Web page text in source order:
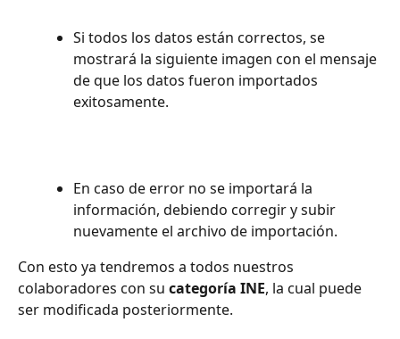
Si todos los datos están correctos, se
mostrará la siguiente imagen con el mensaje
de que los datos fueron importados
exitosamente.
En caso de error no se importará la
información, debiendo corregir y subir
nuevamente el archivo de importación.
Con esto ya tendremos a todos nuestros
colaboradores con su categoría INE, la cual puede
ser modificada posteriormente.